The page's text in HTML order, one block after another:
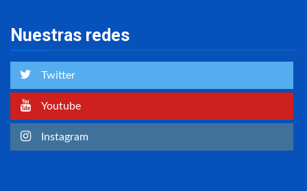
Nuestras redes
Twitter
Youtube
Instagram